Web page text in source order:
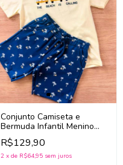
Conjunto Camiseta e
Bermuda Infantil Menino
Milon 2001790
(Amarelo/Azul)
R$129,90
2 x de R$64,95 sem juros